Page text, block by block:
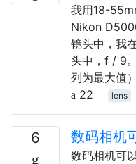
我用18-
Nikon
镜头中，我
头中，f / 9
列为最大值
22
lens
6 数码相机
数码相机可